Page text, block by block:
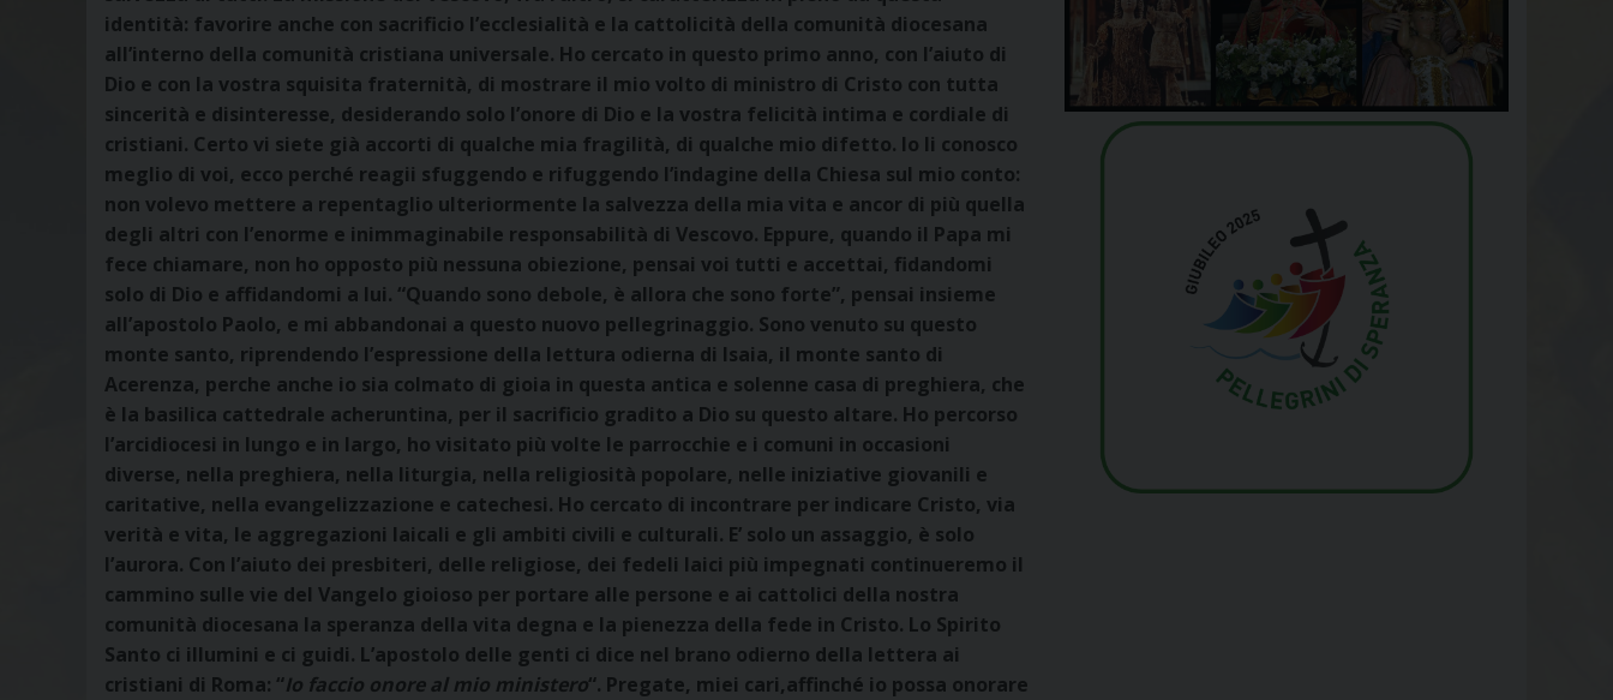
identità: favorire anche con sacrificio l’ecclesialità e la cattolicità della comunità diocesana
all’interno della comunità cristiana universale. Ho cercato in questo primo anno, con l’aiuto di
Dio e con la vostra squisita fraternità, di mostrare il mio volto di ministro di Cristo con tutta
sincerità e disinteresse, desiderando solo l’onore di Dio e la vostra felicità intima e cordiale di
cristiani. Certo vi siete già accorti di qualche mia fragilità, di qualche mio difetto. Io li conosco
meglio di voi, ecco perché reagii sfuggendo e rifuggendo l’indagine della Chiesa sul mio conto:
non volevo mettere a repentaglio ulteriormente la salvezza della mia vita e ancor di più quella
degli altri con l’enorme e inimmaginabile responsabilità di Vescovo. Eppure, quando il Papa mi
fece chiamare, non ho opposto più nessuna obiezione, pensai voi tutti e accettai, fidandomi
solo di Dio e affidandomi a lui. “Quando sono debole, è allora che sono forte”, pensai insieme
all’apostolo Paolo, e mi abbandonai a questo nuovo pellegrinaggio. Sono venuto su questo
monte santo, riprendendo l’espressione della lettura odierna di Isaia, il monte santo di
Acerenza, perche anche io sia colmato di gioia in questa antica e solenne casa di preghiera, che
è la basilica cattedrale acheruntina, per il sacrificio gradito a Dio su questo altare. Ho percorso
l’arcidiocesi in lungo e in largo, ho visitato più volte le parrocchie e i comuni in occasioni
diverse, nella preghiera, nella liturgia, nella religiosità popolare, nelle iniziative giovanili e
caritative, nella evangelizzazione e catechesi. Ho cercato di incontrare per indicare Cristo, via
verità e vita, le aggregazioni laicali e gli ambiti civili e culturali. E’ solo un assaggio, è solo
l’aurora. Con l’aiuto dei presbiteri, delle religiose, dei fedeli laici più impegnati continueremo il
cammino sulle vie del Vangelo gioioso per portare alle persone e ai cattolici della nostra
comunità diocesana la speranza della vita degna e la pienezza della fede in Cristo. Lo Spirito
Santo ci illumini e ci guidi. L’apostolo delle genti ci dice nel brano odierno della lettera ai
cristiani di Roma: “Io faccio onore al mio ministero“. Pregate, miei cari,affinché io possa onorare